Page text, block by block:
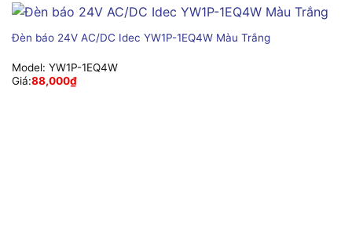
Đèn báo 24V AC/DC Idec YW1P-1EQ4W Màu Trắng
Model: YW1P-1EQ4W
Giá:88,000₫